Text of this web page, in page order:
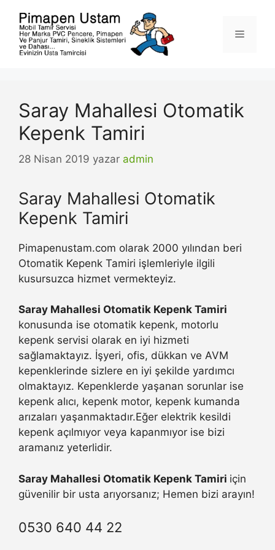
Menü
Saray Mahallesi Otomatik
Kepenk Tamiri
28 Nisan 2019 yazar admin
Saray Mahallesi Otomatik
Kepenk Tamiri
Pimapenustam.com olarak 2000 yılından beri
Otomatik Kepenk Tamiri işlemleriyle ilgili
kusursuzca hizmet vermekteyiz.
Saray Mahallesi Otomatik Kepenk Tamiri
konusunda ise otomatik kepenk, motorlu
kepenk servisi olarak en iyi hizmeti
sağlamaktayız. İşyeri, ofis, dükkan ve AVM
kepenklerinde sizlere en iyi şekilde yardımcı
olmaktayız. Kepenklerde yaşanan sorunlar ise
kepenk alıcı, kepenk motor, kepenk kumanda
arızaları yaşanmaktadır.Eğer elektrik kesildi
kepenk açılmıyor veya kapanmıyor ise bizi
aramanız yeterlidir.
Saray Mahallesi Otomatik Kepenk Tamiri için
güvenilir bir usta arıyorsanız; Hemen bizi arayın!
0530 640 44 22